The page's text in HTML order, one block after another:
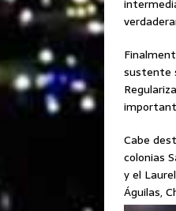
sustente
Cabe
colonias
y el
Águilas,